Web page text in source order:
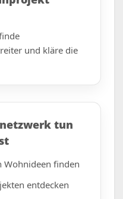
und kläre die
tun
Wohnideen finden
entdecken